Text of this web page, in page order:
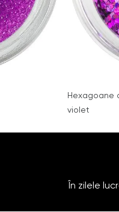
Hexagoane
violet
În zilele